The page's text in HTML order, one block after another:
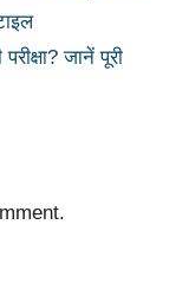
जानें पूरी